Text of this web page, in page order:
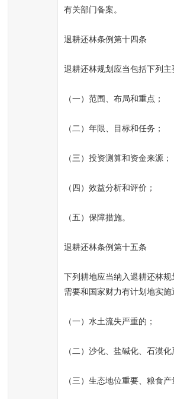
有关部门备案。
退耕还林条例第十四条
退耕还林规划应当包括下列主
（一）范围、布局和重点；
（二）年限、目标和任务；
（三）投资测算和资金来源；
（四）效益分析和评价；
（五）保障措施。
退耕还林条例第十五条
下列耕地应当纳入退耕还林
需要和国家财力有计划地实施
（一）水土流失严重的；
（二）沙化、盐碱化、石漠化
（三）生态地位重要、粮食产